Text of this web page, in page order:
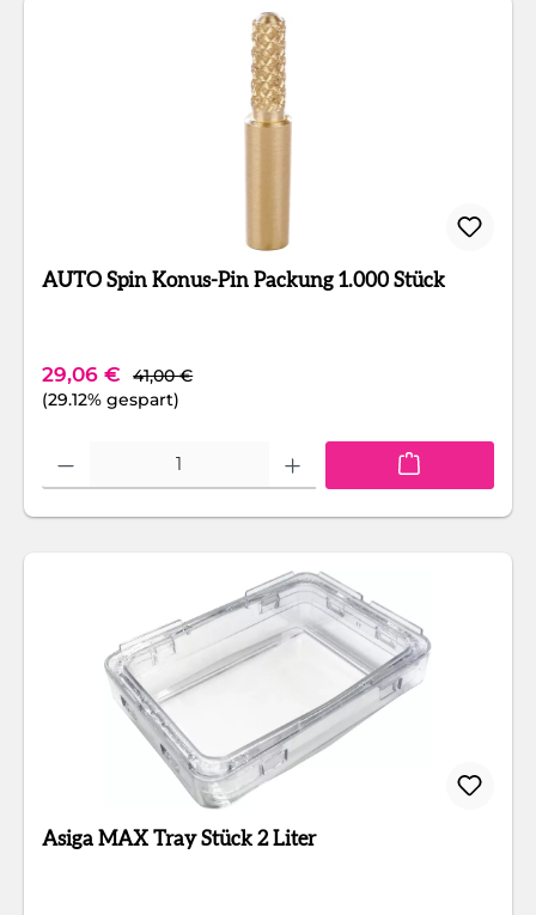
AUTO Spin Konus-Pin Packung 1.000 Stück
Verkaufspreis:
29,06 € Regulärer Preis:
41,00 €
(29.12% gespart)
Produkt Anzahl: Gib den gewünschten Wert ein oder benutze die
Asiga MAX Tray Stück 2 Liter